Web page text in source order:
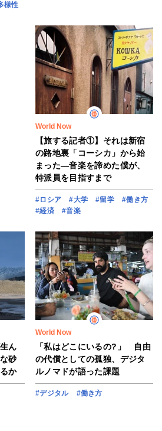
様性
World Now
【旅する記者①】それは新宿
の路地裏「コーシカ」から始
まった―音楽を諦めた僕が、
特派員を目指すまで
#ロシア #大学 #留学
#働き方
#経済
#音楽
ん
砂
か
World Now
「私はどこにいるの?」 自由
の代償としての孤独、デジタ
ルノマドが語った課題
#デジタル #働き方